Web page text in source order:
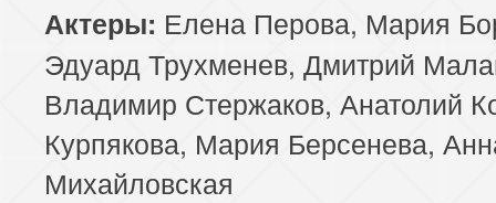
Актеры: Елена Перова, Мария
Эдуард Трухменев, Дмитрий
Владимир Стержаков, Анатолий
Курпякова, Мария Берсенева,
Михайловская